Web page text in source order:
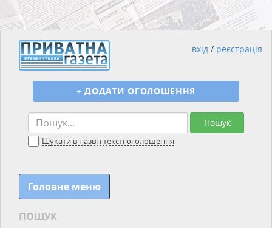
Пошук
Шукати в назві і тексті оголошення
+ ДОДАТИ ОГОЛОШЕННЯ
вхід / реєстрація
Головне меню
ПОШУК